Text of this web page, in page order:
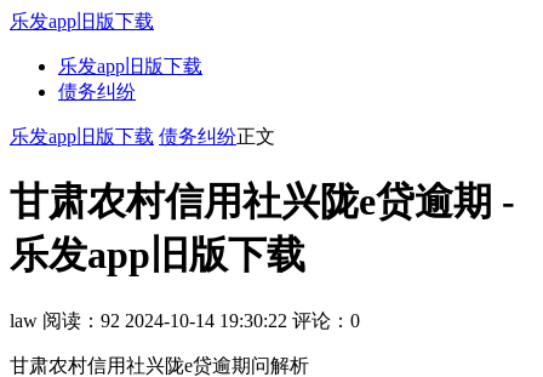
乐发app旧版下载
乐发app旧版下载
债务纠纷
乐发app旧版下载 债务纠纷正文
甘肃农村信用社兴陇e贷逾期 -
乐发app旧版下载
law 阅读：92 2024-10-14 19:30:22 评论：0
甘肃农村信用社兴陇e贷逾期问解析